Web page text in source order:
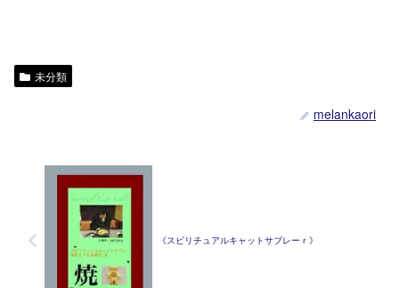
未分類
melankaori
《スピリチュアルキャットサブレーｒ》